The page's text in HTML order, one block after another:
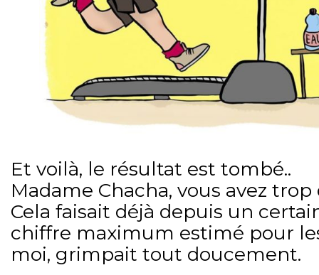
Et voilà, le résultat est tombé..
Madame Chacha, vous avez
Cela faisait déjà depuis un
chiffre maximum estimé pour
moi, grimpait tout doucement.